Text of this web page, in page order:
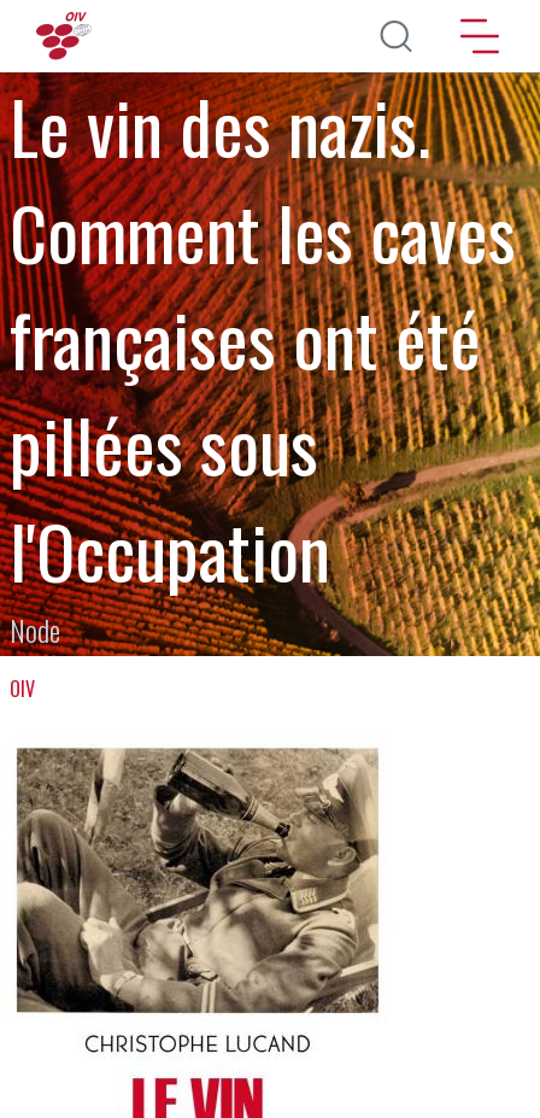
Skip to main content
Le vin des nazis.
Comment les caves
françaises ont été
pillées sous
l'Occupation
Node
OIV